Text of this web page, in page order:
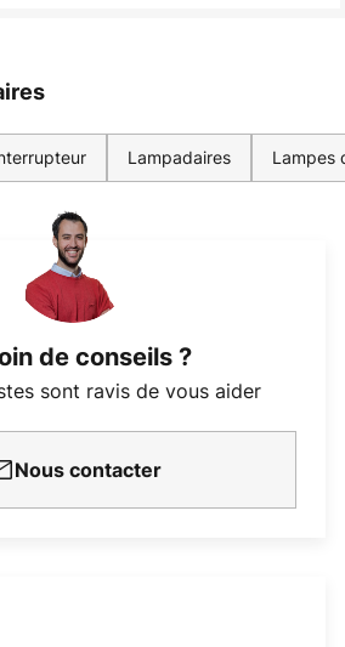
Lampadaires Lampes
de conseils ?
sont ravis de vous aider
Nous contacter